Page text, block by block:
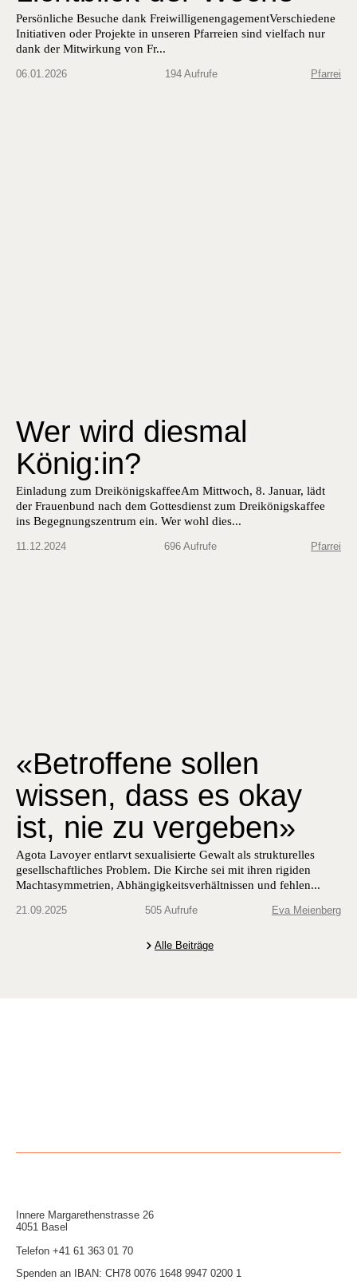
Per­sön­liche Besuche dank Frei­willi­ge­nen­gage­mentVer­schiedene
Ini­tia­tiv­en oder Pro­jek­te in unseren Pfar­reien sind vielfach nur
dank der Mitwirkung von Fr...
06.01.2026 194 Aufrufe Pfarrei
Wer wird diesmal
König:in?
Ein­ladung zum Dreikönigskaf­feeAm Mittwoch, 8. Jan­u­ar, lädt
der Frauen­bund nach dem Gottes­di­enst zum Dreikönigskaf­fee
ins Begeg­nungszen­trum ein. Wer wohl dies...
11.12.2024 696 Aufrufe Pfarrei
«Betroffene sollen
wissen, dass es okay
ist, nie zu vergeben»
Agota Lavoyer entlarvt sexualisierte Gewalt als strukturelles
gesellschaftliches Problem. Die Kirche sei mit ihren rigiden
Machtasymmetrien, Abhängigkeitsverhältnissen und fehlen...
21.09.2025 505 Aufrufe Eva Meienberg
Alle Beiträge
Innere Mar­garethen­strasse 26
4051 Basel
Telefon +41 61 363 01 70
Spenden an IBAN: CH78 0076 1648 9947 0200 1